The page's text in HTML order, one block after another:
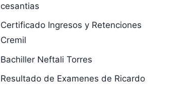
cesantias
Certificado Ingresos y Retenciones
Cremil
Bachiller Neftali Torres
Resultado de Examenes de Ricardo